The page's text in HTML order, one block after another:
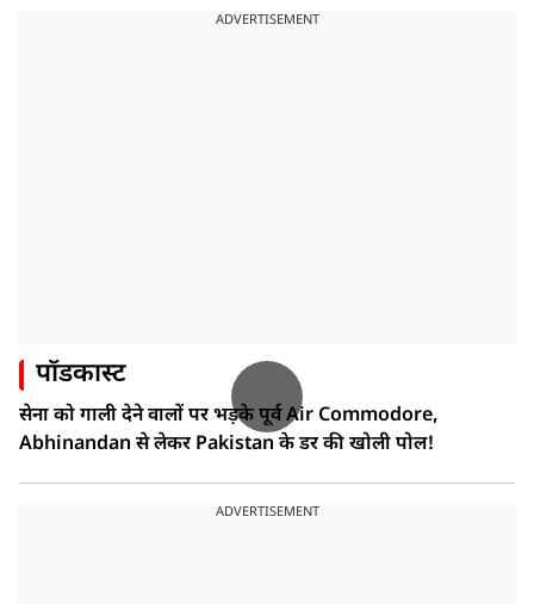
ADVERTISEMENT
पॉडकास्ट
सेना को गाली देने वालों पर भड़के पूर्व Air Commodore,
Abhinandan से लेकर Pakistan के डर की खोली पोल!
ADVERTISEMENT